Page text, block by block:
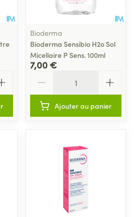
Bioderma
Bioderma Sensibio H2o Sol
Micellaire P Sens. 100ml
7,00 €
Ajouter au panier